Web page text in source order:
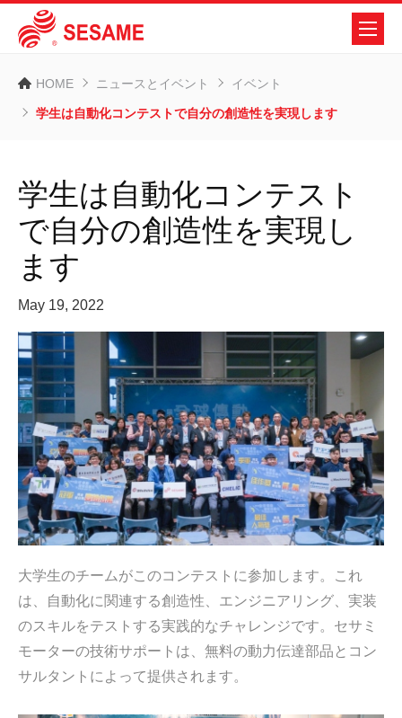
HOME ニュースとイベント イベント
学生は自動化コンテストで自分の創造性を実現します
学生は自動化コンテスト
で自分の創造性を実現し
ます
May 19, 2022
大学生のチームがこのコンテストに参加します。これ
は、自動化に関連する創造性、エンジニアリング、実装
のスキルをテストする実践的なチャレンジです。セサミ
モーターの技術サポートは、無料の動力伝達部品とコン
サルタントによって提供されます。